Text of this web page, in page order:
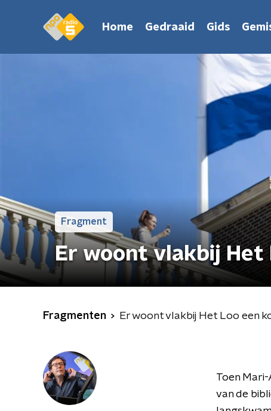
Home Gedraaid Gids
Fragment
Er woont vlakbij Het
Fragmenten Er woont vlakbij Het Loo een
Toen
van de